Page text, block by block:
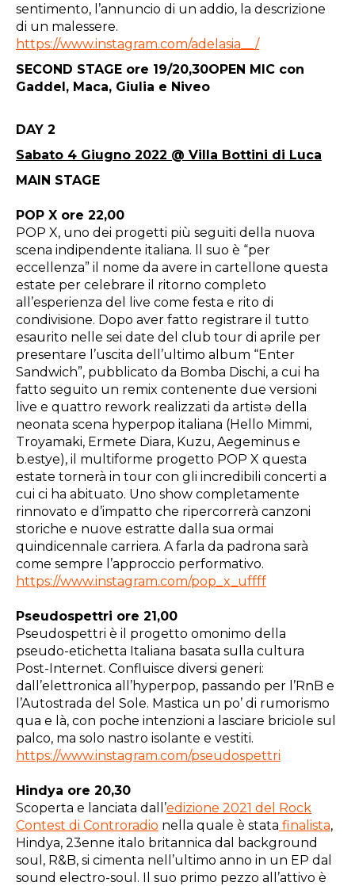
sentimento, l’annuncio di un addio, la descrizione
di un malessere.
https://www.instagram.com/adelasia__/
SECOND STAGE ore 19/20,30OPEN MIC con
Gaddel, Maca, Giulia e Niveo
DAY 2
Sabato 4 Giugno 2022 @ Villa Bottini di Luca
MAIN STAGE
POP X ore 22,00
POP X, uno dei progetti più seguiti della nuova
scena indipendente italiana. ll suo è “per
eccellenza” il nome da avere in cartellone questa
estate per celebrare il ritorno completo
all’esperienza del live come festa e rito di
condivisione. Dopo aver fatto registrare il tutto
esaurito nelle sei date del club tour di aprile per
presentare l’uscita dell’ultimo album “Enter
Sandwich”, pubblicato da Bomba Dischi, a cui ha
fatto seguito un remix contenente due versioni
live e quattro rework realizzati da artistə della
neonata scena hyperpop italiana (Hello Mimmi,
Troyamaki, Ermete Diara, Kuzu, Aegeminus e
b.estye), il multiforme progetto POP X questa
estate tornerà in tour con gli incredibili concerti a
cui ci ha abituato. Uno show completamente
rinnovato e d’impatto che ripercorrerà canzoni
storiche e nuove estratte dalla sua ormai
quindicennale carriera. A farla da padrona sarà
come sempre l’approccio performativo.
https://www.instagram.com/pop_x_uffff
Pseudospettri ore 21,00
Pseudospettri è il progetto omonimo della
pseudo-etichetta Italiana basata sulla cultura
Post-Internet. Confluisce diversi generi:
dall’elettronica all’hyperpop, passando per l’RnB e
l’Autostrada del Sole. Mastica un po’ di rumorismo
qua e là, con poche intenzioni a lasciare briciole sul
palco, ma solo nastro isolante e vestiti.
https://www.instagram.com/pseudospettri
Hindya ore 20,30
Scoperta e lanciata dall’edizione 2021 del Rock
Contest di Controradio nella quale è stata finalista,
Hindya, 23enne italo britannica dal background
soul, R&B, si cimenta nell’ultimo anno in un EP dal
sound electro-soul. Il suo primo pezzo all’attivo è